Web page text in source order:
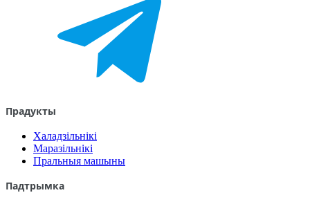
Прадукты
Халадзільнікі
Маразільнікі
Пральныя машыны
Падтрымка